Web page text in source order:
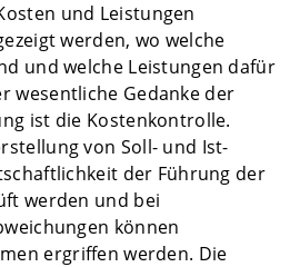
und Leistungen
werden, wo welche
und welche Leistungen dafür
wesentliche Gedanke der
ist die Kostenkontrolle.
von Soll- und Ist-
der Führung der
werden und bei
können
ergriffen werden. Die